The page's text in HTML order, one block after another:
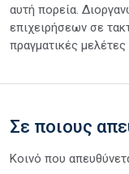
αυτή πορεία.
επιχειρήσεων σε
πραγματικές
Σε ποιους
Κοινό που